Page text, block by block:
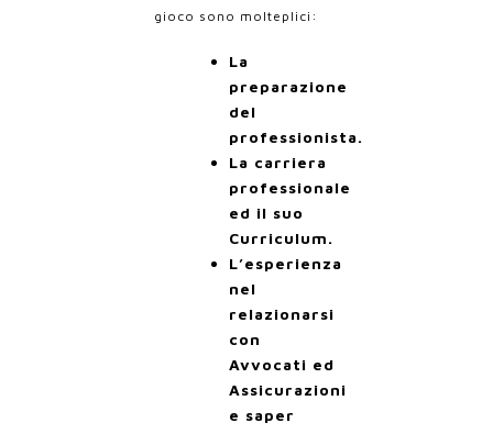
gioco sono molteplici:
La
preparazione
del
professionista.
La carriera
professionale
ed il suo
Curriculum.
L’esperienza
nel
relazionarsi
con
Avvocati ed
Assicurazioni
e saper